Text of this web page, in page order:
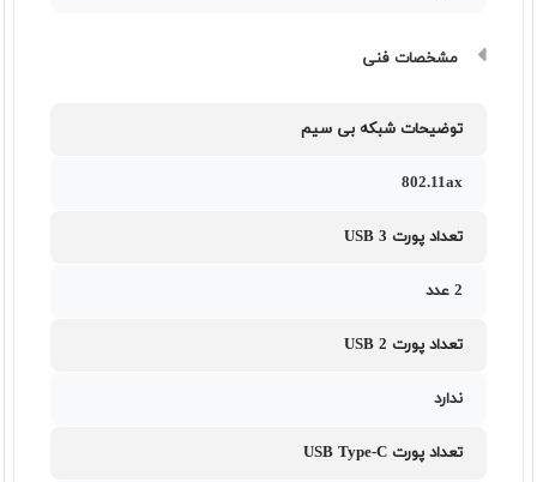
مشخصات فنی
توضیحات شبکه بی سیم
802.11ax
تعداد پورت USB 3
2 عدد
تعداد پورت USB 2
ندارد
تعداد پورت USB Type-C